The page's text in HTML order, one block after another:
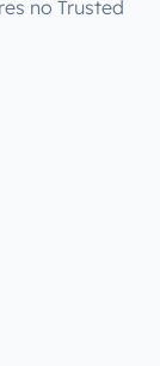
no Trusted